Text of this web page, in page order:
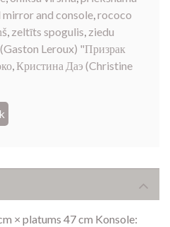
and console,rococo
, zeltīts spogulis, ziedu
Leroux) "Призрак
, Кристина Даэ (Christine
× platums 47 cm Konsole: